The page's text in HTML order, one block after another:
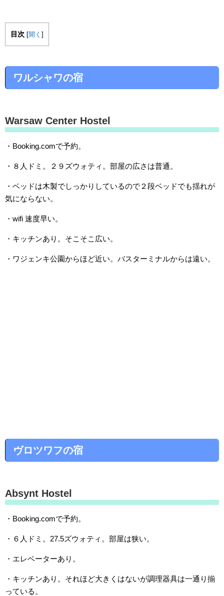
目次 [開く ]
ワルシャワの宿
Warsaw Center Hostel
・Booking.comで予約。
・８人ドミ。２９ズウォティ。部屋の広さは普通。
・ベッドは木製でしっかりしているので２段ベッドでも揺れが
気にならない。
・wifi 速度早い。
・キッチンあり。そこそこ広い。
・ワジェンキ公園からほど近い。バスターミナルからは遠い。
ヴロツワフの宿
Absynt Hostel
・Booking.comで予約。
・６人ドミ。27.5ズウォティ。部屋は狭い。
・エレベーターあり。
・キッチンあり。それほど大きくはないが調理器具は一通り揃
っている。